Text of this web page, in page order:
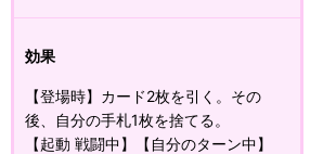
効果
【登場時】カード2枚を引く。その
後、自分の手札1枚を捨てる。
【起動 戦闘中】【自分のターン中】